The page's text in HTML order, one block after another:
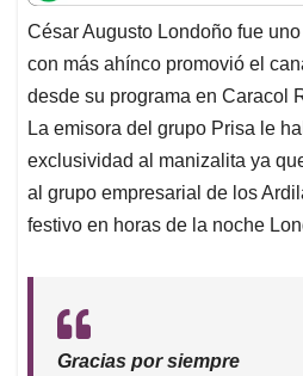
t
s
A
p
p
e
b
o
o
k
k
e
d
I
n
i
l
e
a
d
s
César Augusto Londoño fue
con más ahínco promovió el
desde su programa en Caracol
La emisora del grupo Prisa le
exclusividad al manizalita ya
al grupo empresarial de los
festivo en horas de la noche
Gracias por siempre